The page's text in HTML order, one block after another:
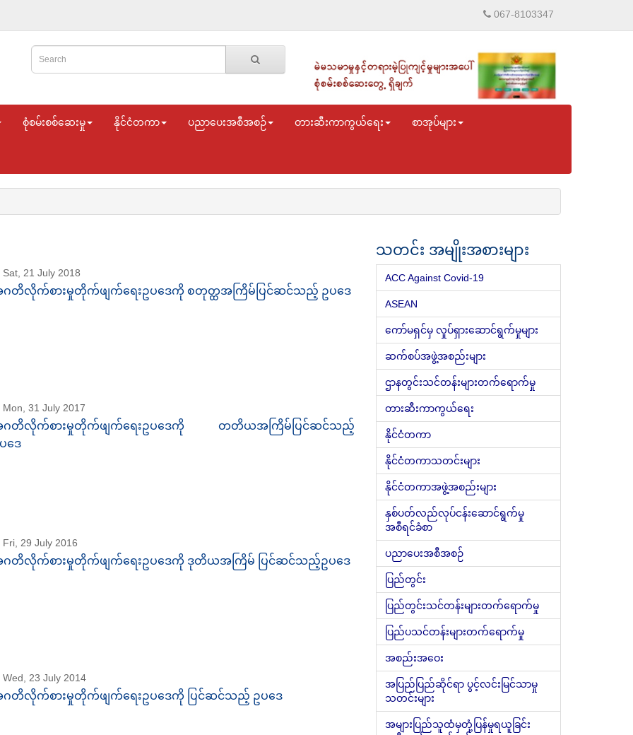
067-8103347
စုံစမ်းစစ်ဆေးမှု နိုင်ငံတကာ ပညာပေးအစီအစဉ် တားဆီးကာကွယ်ရေး စာအုပ်များ
Sat, 21 July 2018
တိလိုက်စားမှုတိုက်ဖျက်ရေးဥပဒေကို စတုတ္ထအကြိမ်ပြင်ဆင်သည့် ဥပဒေ
Mon, 31 July 2017
တိလိုက်စားမှုတိုက်ဖျက်ရေးဥပဒေကို တတိယအကြိမ်ပြင်ဆင်သည့်
ဒေ
Fri, 29 July 2016
တိလိုက်စားမှုတိုက်ဖျက်ရေးဥပဒေကို ဒုတိယအကြိမ် ပြင်ဆင်သည့်ဥပဒေ
Wed, 23 July 2014
တိလိုက်စားမှုတိုက်ဖျက်ရေးဥပဒေကို ပြင်ဆင်သည့် ဥပဒေ
သတင်း အမျိုးအစားများ
ACC Against Covid-19
ASEAN
ကော်မရှင်မှ လှုပ်ရှားဆောင်ရွက်မှုများ
ဆက်စပ်အဖွဲ့အစည်းများ
ဌာနတွင်းသင်တန်းများတက်ရောက်မှု
တားဆီးကာကွယ်ရေး
နိုင်ငံတကာ
နိုင်ငံတကာသတင်းများ
နိုင်ငံတကာအဖွဲ့အစည်းများ
နှစ်ပတ်လည်လုပ်ငန်းဆောင်ရွက်မှု
အစီရင်ခံစာ
ပညာပေးအစီအစဉ်
ပြည်တွင်း
ပြည်တွင်းသင်တန်းများတက်ရောက်မှု
ပြည်ပသင်တန်းများတက်ရောက်မှု
အစည်းအဝေး
အပြည်ပြည်ဆိုင်ရာ ပွင့်လင်းမြင်သာမှု
သတင်းများ
အများပြည်သူထံမှတုံ့ပြန်မှုရယူခြင်း